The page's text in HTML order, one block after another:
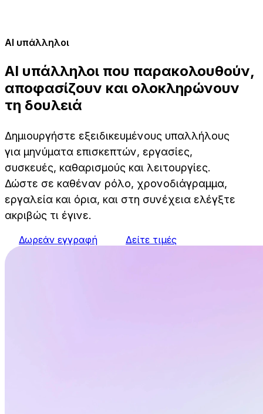
AI υπάλληλοι
AI υπάλληλοι που παρακολουθούν,
αποφασίζουν και ολοκληρώνουν
τη δουλειά
Δημιουργήστε εξειδικευμένους υπαλλήλους
για μηνύματα επισκεπτών, εργασίες,
συσκευές, καθαρισμούς και λειτουργίες.
Δώστε σε καθέναν ρόλο, χρονοδιάγραμμα,
εργαλεία και όρια, και στη συνέχεια ελέγξτε
ακριβώς τι έγινε.
Δωρεάν εγγραφή Δείτε τιμές